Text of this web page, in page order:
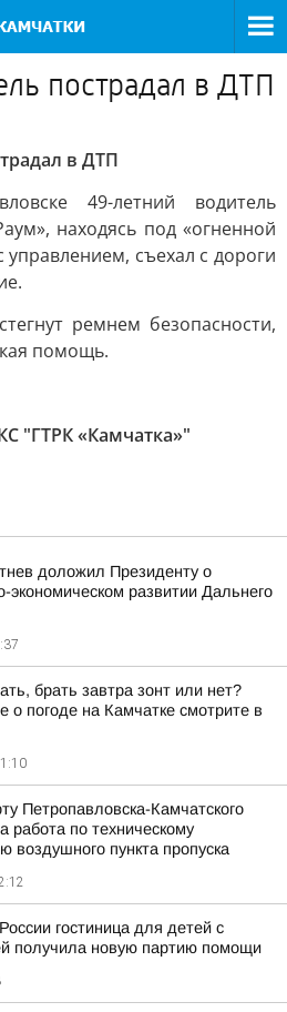
пострадал в ДТП
в ДТП
49-летний водитель
находясь под «огненной
управлением, съехал с дороги
ремнем безопасности,
помощь.
"ГТРК «Камчатка»"
доложил Президенту о
экономическом развитии Дальнего
брать завтра зонт или нет?
о погоде на Камчатке смотрите в
Петропавловска-Камчатского
работа по техническому
воздушного пункта пропуска
гостиница для детей с
получила новую партию помощи